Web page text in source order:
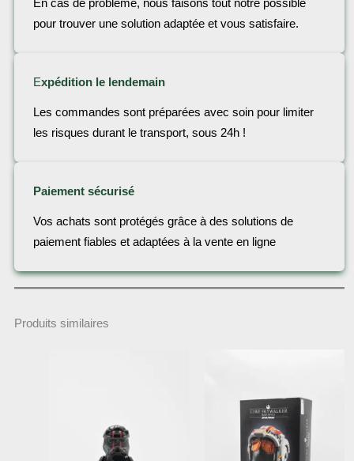
En cas de problème, nous faisons tout notre possible
pour trouver une solution adaptée et vous satisfaire.
Expédition le lendemain
Les commandes sont préparées avec soin pour limiter
les risques durant le transport, sous 24h !
Paiement sécurisé
Vos achats sont protégés grâce à des solutions de
paiement fiables et adaptées à la vente en ligne
Produits similaires